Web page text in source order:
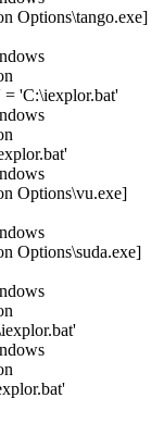
Options\tango.exe]
= 'C:\iexplor.bat'
Options\vu.exe]
Options\suda.exe]